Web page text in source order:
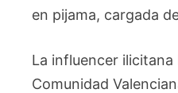
en pijama, cargada
La influencer
Comunidad